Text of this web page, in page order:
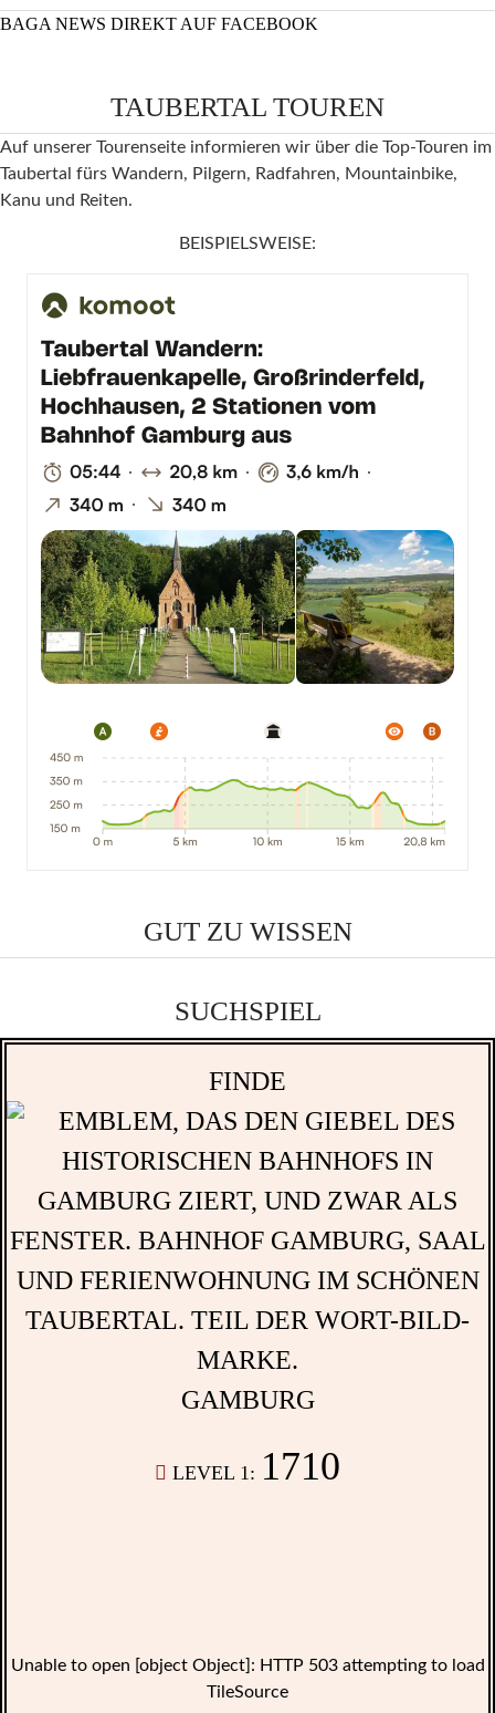
BAGA NEWS DIREKT AUF FACEBOOK
TAUBERTAL TOUREN
Auf unserer Tourenseite informieren wir über die Top-Touren im
Taubertal fürs Wandern, Pilgern, Radfahren, Mountainbike,
Kanu und Reiten.
BEISPIELSWEISE:
GUT ZU WISSEN
SUCHSPIEL
FINDE
GAMBURG
LEVEL 1: 1710
Unable to open [object Object]: HTTP 503 attempting to load
TileSource